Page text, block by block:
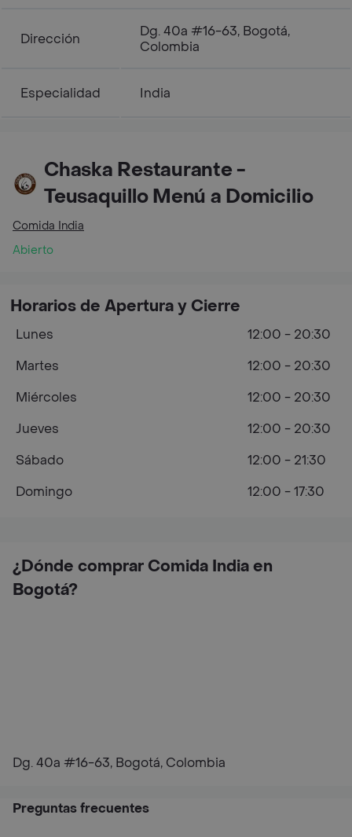
Dirección
Dg. 40a #16-63, Bogotá,
Colombia
Especialidad India
Chaska Restaurante -
Teusaquillo Menú a Domicilio
Comida India
Abierto
¿Dónde comprar Comida India en
Bogotá?
Dg. 40a #16-63, Bogotá, Colombia
Horarios de Apertura y Cierre
Lunes
12:00 - 20:30
Martes
12:00 - 20:30
Miércoles
12:00 - 20:30
Jueves
12:00 - 20:30
Sábado
12:00 - 21:30
Domingo
12:00 - 17:30
Preguntas frecuentes